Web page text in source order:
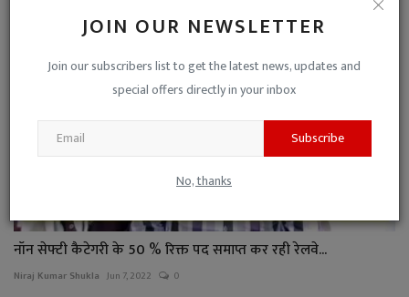
JOIN OUR NEWSLETTER
Join our subscribers list to get the latest news, updates and
special offers directly in your inbox
Subscribe
No, thanks
नॉन सेफ्टी कैटेगरी के 50 % रिक्त पद समाप्त कर रही रेलवे...
Niraj Kumar Shukla Jun 7, 2022 0